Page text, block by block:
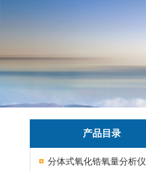
产品目录
分体式氧化锆氧量分析仪